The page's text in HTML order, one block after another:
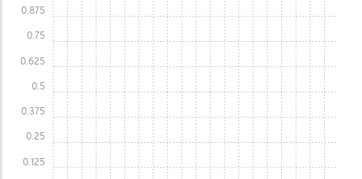
0.125
0.25
0.375
0.5
0.625
0.75
0.875